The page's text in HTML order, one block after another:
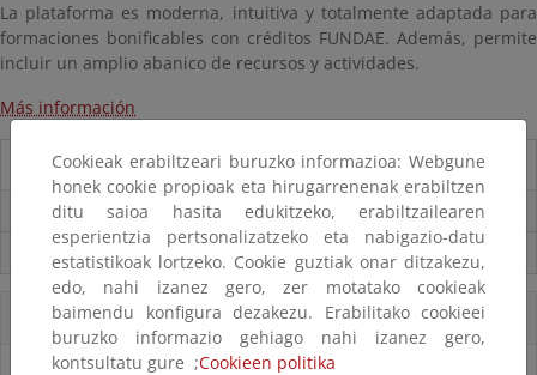
La plataforma es moderna, intuitiva y totalmente adaptada para
formaciones bonificables con créditos FUNDAE. Además, permite
incluir un amplio abanico de recursos y actividades.
Más información
Destacados
Carpeta Informativa del CENEAM.
Suscríbete a la Carpeta Informativa del Ceneam
Accesos Directos
Cookieak erabiltzeari buruzko informazioa: Webgune
honek cookie propioak eta hirugarrenenak erabiltzen
ditu saioa hasita edukitzeko, erabiltzailearen
esperientzia pertsonalizatzeko eta nabigazio-datu
estatistikoak lortzeko. Cookie guztiak onar ditzakezu,
edo, nahi izanez gero, zer motatako cookieak
baimendu konfigura dezakezu. Erabilitako cookieei
buruzko informazio gehiago nahi izanez gero,
kontsultatu gure ;Cookieen politika